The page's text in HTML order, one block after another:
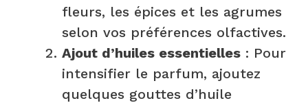
fleurs, les épices et les agrumes
selon vos préférences olfactives.
Ajout d’huiles essentielles : Pour
intensifier le parfum, ajoutez
quelques gouttes d’huile